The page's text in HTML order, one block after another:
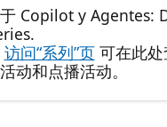
Copilot y Agentes:
访问“系列”页可在此处
动和点播活动。